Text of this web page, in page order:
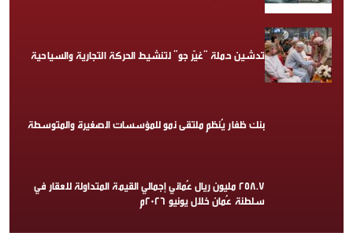
تدشين حملة “غيّر جو” لتنشيط الحركة التجارية والسياحية
بنك ظفار يُنظم ملتقى نمو للمؤسسات الصغيرة والمتوسطة
258.7 مليون ريال عُماني إجمالي القيمة المتداولة للعقار في
سلطنة عُمان خلال يونيو 2026م